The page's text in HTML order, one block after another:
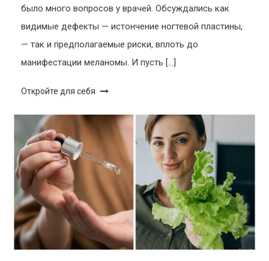
было много вопросов у врачей. Обсуждались как
видимые дефекты — истончение ногтевой пластины,
— так и предполагаемые риски, вплоть до
манифестации меланомы. И пусть […]
Откройте для себя